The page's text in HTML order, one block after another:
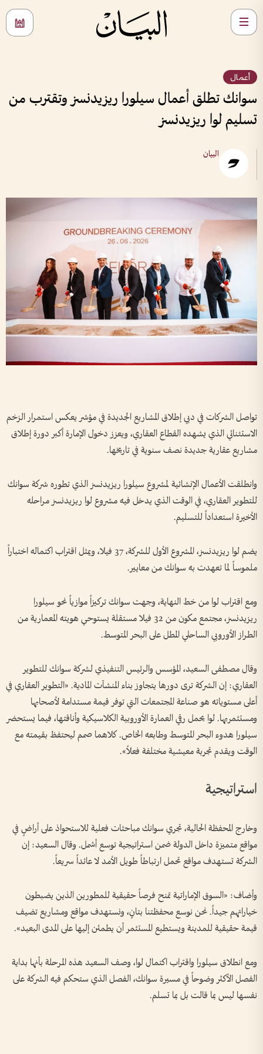
أعمال
سوانك تطلق أعمال سيلورا ريزيدنسز وتقترب من
تسليم لوا ريزيدنسز
البيان
تواصل الشركات في دبي إطلاق المشاريع الجديدة في مؤشر يعكس استمرار الزخم
الاستثنائي الذي يشهده القطاع العقاري، ويعزز دخول الإمارة أكبر دورة إطلاق
مشاريع عقارية جديدة نصف سنوية في تاريخها.
وانطلقت الأعمال الإنشائية لمشروع سيلورا ريزيدنسز الذي تطوره شركة سوانك
للتطوير العقاري، في الوقت الذي يدخل فيه مشروع لوا ريزيدنسز مراحله
الأخيرة استعداداً للتسليم.
يضم لوا ريزيدنسز، المشروع الأول للشركة، 37 فيلا، ويمثل اقتراب اكتماله اختباراً
ملموساً لما تعهدت به سوانك من معايير.
ومع اقتراب لوا من خط النهاية، وجهت سوانك تركيزاً موازياً نحو سيلورا
ريزيدنسز، مجتمع مكون من 32 فيلا مستقلة يستوحي هويته المعمارية من
الطراز الأوروبي الساحلي المطل على البحر المتوسط.
وقال مصطفى السعيد، المؤسس والرئيس التنفيذي لشركة سوانك للتطوير
العقاري: إن الشركة ترى دورها يتجاوز بناء المنشآت المادية. «التطوير العقاري في
أعلى مستوياته هو صناعة المجتمعات التي توفر قيمة مستدامة لأصحابها
ومستثمريها. لوا يحمل رقي العمارة الأوروبية الكلاسيكية وأناقتها، فيما يستحضر
سيلورا هدوء البحر المتوسط وطابعه الخاص. كلاهما صمم ليحتفظ بقيمته مع
الوقت ويقدم تجربة معيشية مختلفة فعلاً».
استراتيجية
وخارج المحفظة الحالية، تجري سوانك مباحثات فعلية للاستحواذ على أراضٍ في
مواقع متميزة داخل الدولة ضمن استراتيجية توسع أشمل. وقال السعيد: إن
الشركة تستهدف مواقع تحمل ارتباطاً طويل الأمد لا عائداً سريعاً.
وأضاف: «السوق الإماراتية تمنح فرصاً حقيقية للمطورين الذين يضبطون
خياراتهم جيداً. نحن نوسع محفظتنا بتانٍ، ونستهدف مواقع ومشاريع تضيف
قيمة حقيقية للمدينة ويستطيع المستثمر أن يطمئن إليها على المدى البعيد».
ومع انطلاق سيلورا واقتراب اكتمال لوا، وصف السعيد هذه المرحلة بأنها بداية
الفصل الأكثر وضوحاً في مسيرة سوانك، الفصل الذي ستحكم فيه الشركة على
نفسها ليس بما قالت بل بما تسلم.